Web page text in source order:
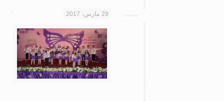
29 مارس، 2017